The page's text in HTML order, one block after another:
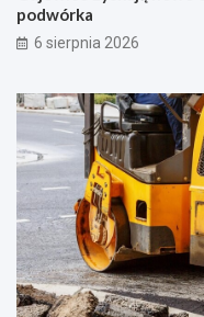
podwórka
6 sierpnia 2026